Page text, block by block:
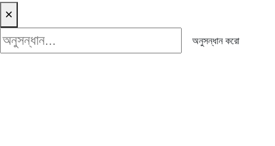
×
অনুসন্ধান করো
অনুসন্ধান করো